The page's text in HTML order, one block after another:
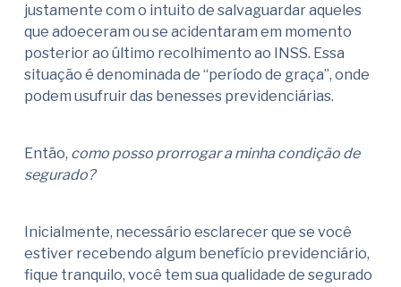
justamente com o intuito de salvaguardar aqueles
que adoeceram ou se acidentaram em momento
posterior ao último recolhimento ao INSS. Essa
situação é denominada de “período de graça”, onde
podem usufruir das benesses previdenciárias.
Então, como posso prorrogar a minha condição de
segurado?
Inicialmente, necessário esclarecer que se você
estiver recebendo algum benefício previdenciário,
fique tranquilo, você tem sua qualidade de segurado